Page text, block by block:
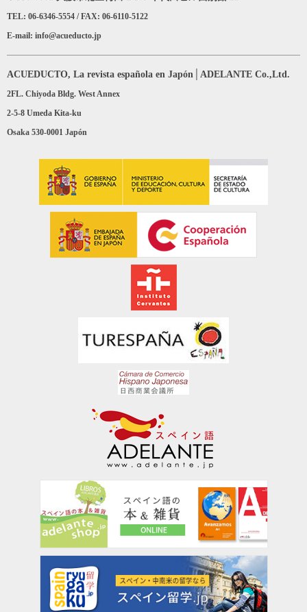
TEL: 06-6346-5554 / FAX: 06-6110-5122
E-mail: info@acueducto.jp
ACUEDUCTO, La revista española en Japón│ADELANTE Co.,Ltd.
2FL. Chiyoda Bldg. West Annex
2-5-8 Umeda Kita-ku
Osaka 530-0001 Japón